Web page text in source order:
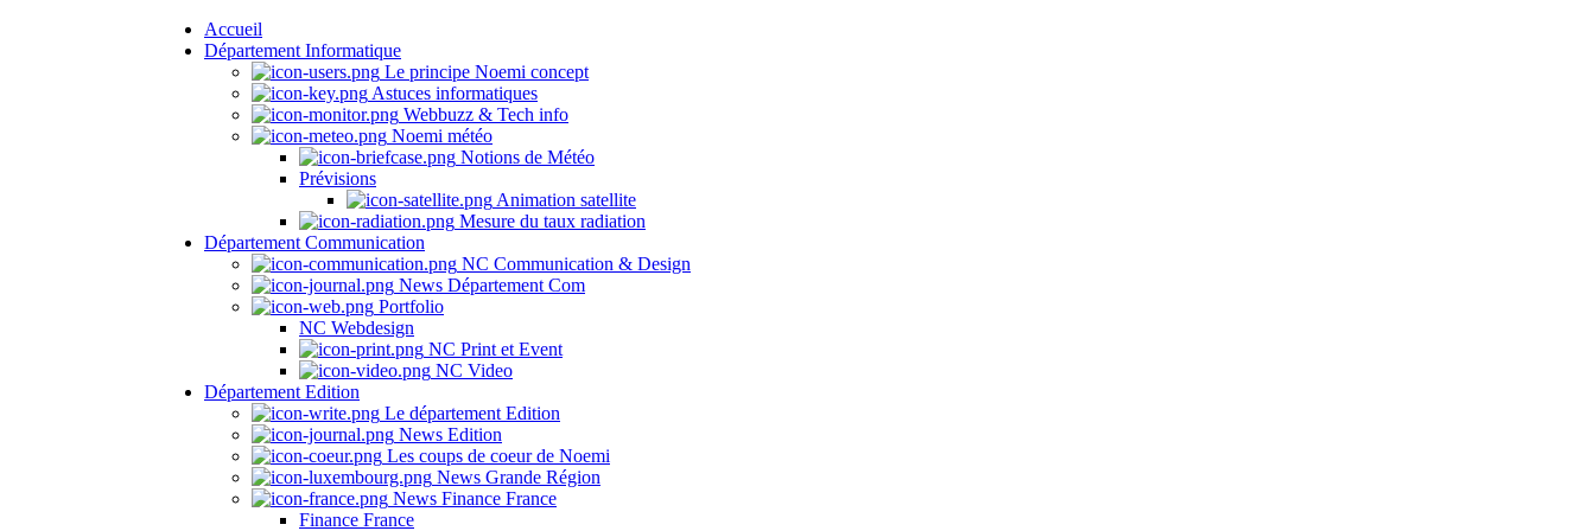
Accueil
Département Informatique
Le principe Noemi concept
Astuces informatiques
Webbuzz & Tech info
Noemi météo
Notions de Météo
Prévisions
Animation satellite
Mesure du taux radiation
Département Communication
NC Communication & Design
News Département Com
Portfolio
NC Webdesign
NC Print et Event
NC Video
Département Edition
Le département Edition
News Edition
Les coups de coeur de Noemi
News Grande Région
News Finance France
Finance France